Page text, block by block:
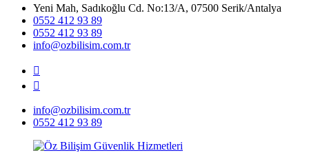
Yeni Mah, Sadıkoğlu Cd. No:13/A, 07500 Serik/Antalya
0552 412 93 89
0552 412 93 89
info@ozbilisim.com.tr
info@ozbilisim.com.tr
0552 412 93 89